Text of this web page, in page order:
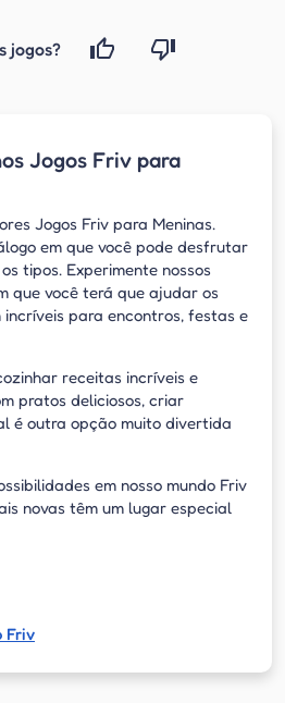
jogos?
Jogos Friv para
Jogos Friv para Meninas.
em que você pode desfrutar
tipos. Experimente nossos
que você terá que ajudar os
para encontros, festas e
receitas incríveis e
pratos deliciosos, criar
é outra opção muito divertida
em nosso mundo Friv
novas têm um lugar especial
Friv